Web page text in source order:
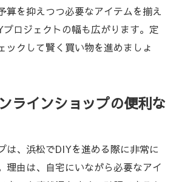
見つかる初心者向けDIYグッズ
失敗しない素材と工具選びのコツ
が浜松で安心して始めるためのポ
した浜松DIYアイデア集
活かす地元素材の選び方と使い方
算を抑えつつ必要なアイテムを揃え
ロジェクトの幅も広がります。定
ックして賢く買い物を進めましょ
ラインショップの便利な
は、浜松でDIYを進める際に非常に
理由は、自宅にいながら必要なアイ